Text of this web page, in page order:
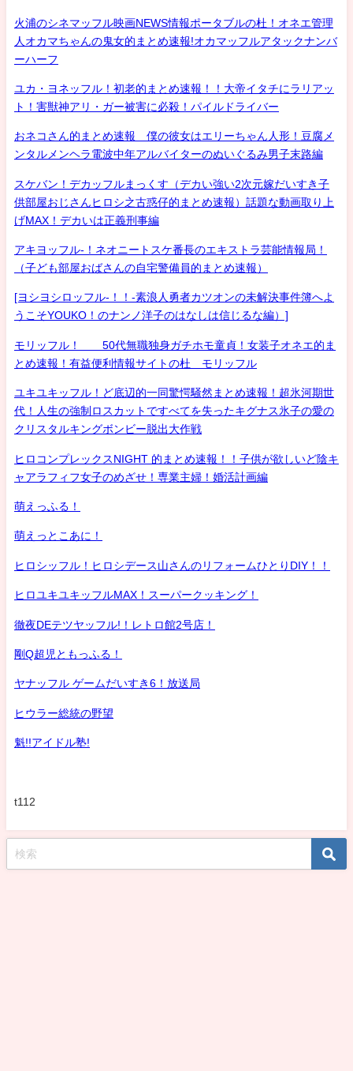
火浦のシネマッフル映画NEWS情報ポータブルの杜！オネエ管理
人オカマちゃんの鬼女的まとめ速報!オカマッフルアタックナンバ
ーハーフ
ユカ・ヨネッフル！初老的まとめ速報！！大帝イタチにラリアッ
ト！害獣神アリ・ガー被害に必殺！パイルドライバー
おネコさん的まとめ速報 僕の彼女はエリーちゃん人形！豆腐メ
ンタルメンヘラ電波中年アルバイターのぬいぐるみ男子末路編
スケバン！デカッフルまっくす（デカい強い2次元嫁だいすき子
供部屋おじさんヒロシ之古惑仔的まとめ速報）話題な動画取り上
げMAX！デカいは正義刑事編
アキヨッフル-！ネオニートスケ番長のエキストラ芸能情報局！
（子ども部屋おばさんの自宅警備員的まとめ速報）
[ヨシヨシロッフル-！！-素浪人勇者カツオンの未解決事件簿へよ
うこそYOUKO！のナンノ洋子のはなしは信じるな編）]
モリッフル！ 50代無職独身ガチホモ童貞！女装子オネエ的ま
とめ速報！有益便利情報サイトの杜 モリッフル
ユキユキッフル！ど底辺的一同驚愕騒然まとめ速報！超氷河期世
代！人生の強制ロスカットですべてを失ったキグナス氷子の愛の
クリスタルキングボンビー脱出大作戦
ヒロコンプレックスNIGHT 的まとめ速報！！子供が欲しいど陰キ
ャアラフィフ女子のめざせ！専業主婦！婚活計画編
萌えっふる！
萌えっとこあに！
ヒロシッフル！ヒロシデース山さんのリフォームひとりDIY！！
ヒロユキユキッフルMAX！スーパークッキング！
徹夜DEテツヤッフル!！レトロ館2号店！
剛Q超児ともっふる！
ヤナッフル ゲームだいすき6！放送局
ヒウラー総統の野望
魁!!アイドル塾!
t112